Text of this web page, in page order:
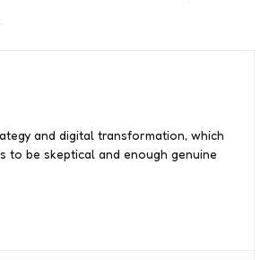
and digital transformation, which
to be skeptical and enough genuine